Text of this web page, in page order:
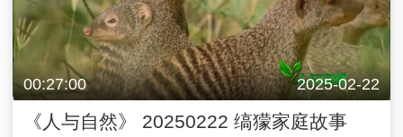
00:27:00 2025-02-22
《人与自然》 20250222 缟獴家庭故事